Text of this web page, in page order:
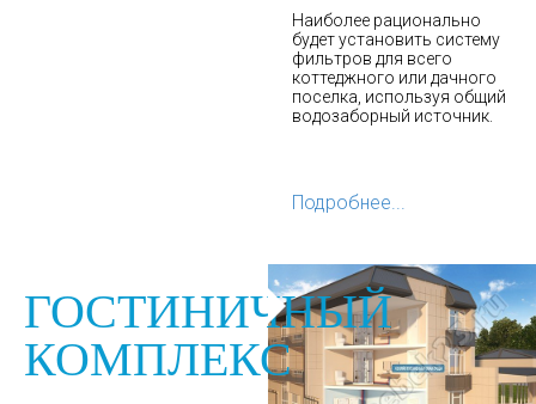
Наиболее рационально
будет установить систему
фильтров для всего
коттеджного или дачного
поселка, используя общий
водозаборный источник.
Подробнее...
ГОСТИНИЧНЫЙ
КОМПЛЕКС